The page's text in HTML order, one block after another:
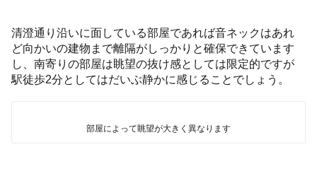
清澄通り沿いに面している部屋であれば音ネックはあれ
ど向かいの建物まで離隔がしっかりと確保できています
し、南寄りの部屋は眺望の抜け感としては限定的ですが
駅徒歩2分としてはだいぶ静かに感じることでしょう。
部屋によって眺望が大きく異なります